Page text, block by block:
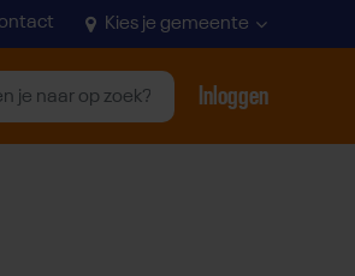
Kies je gemeente
Inloggen